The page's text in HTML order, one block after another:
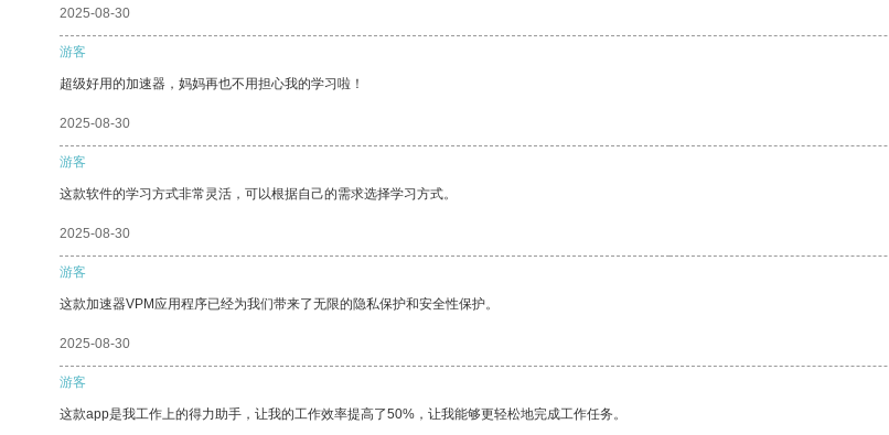
2025-08-30
游客
超级好用的加速器，妈妈再也不用担心我的学习啦！
2025-08-30
游客
这款软件的学习方式非常灵活，可以根据自己的需求选择学习方式。
2025-08-30
游客
这款加速器VPM应用程序已经为我们带来了无限的隐私保护和安全性保护。
2025-08-30
游客
这款app是我工作上的得力助手，让我的工作效率提高了50%，让我能够更轻松地完成工作任务。